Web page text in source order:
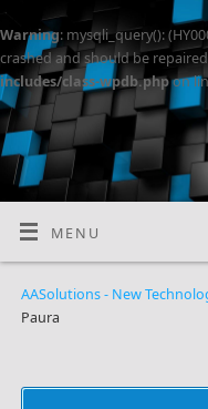
Warning: mysqli_query():
crashed and should be
includes/class-wpdb.phpon
MENU
AASolutions - New
Paura